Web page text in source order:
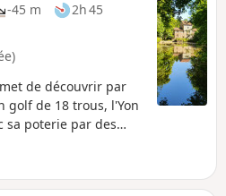
-45 m
2h 45
de découvrir par
golf de 18 trous, l'Yon
sa poterie par des